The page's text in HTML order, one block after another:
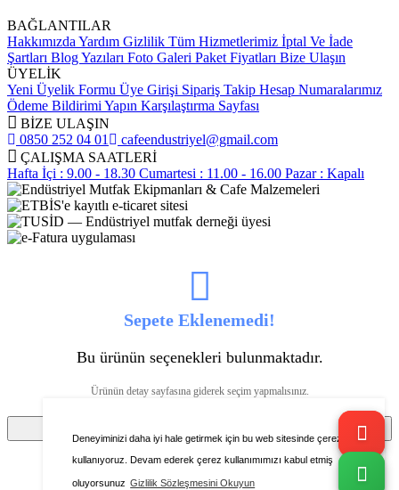
Deneyiminizi daha iyi hale getirmek için bu web sitesinde çerezleri
kullanıyoruz. Devam ederek çerez kullanımımızı kabul etmiş
oluyorsunuz Gizlilik Sözleşmesini Okuyun
BAĞLANTILAR
Hakkımızda Yardım Gizlilik Tüm Hizmetlerimiz İptal Ve İade
Şartları Blog Yazıları Foto Galeri Paket Fiyatları Bize Ulaşın
ÜYELİK
Yeni Üyelik Formu Üye Girişi Sipariş Takip Hesap Numaralarımız
Ödeme Bildirimi Yapın Karşılaştırma Sayfası
BİZE ULAŞIN
0850 252 04 01
cafeendustriyel@gmail.com
ÇALIŞMA SAATLERİ
Hafta İçi : 9.00 - 18.30 Cumartesi : 11.00 - 16.00 Pazar : Kapalı
Sepete Eklenemedi!
Bu ürünün seçenekleri bulunmaktadır.
Ürünün detay sayfasına giderek seçim yapmalısınız.